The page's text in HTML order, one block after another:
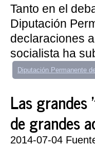
Tanto en el
Diputación
declaraciones
socialista ha
Diputación Permanente
Las grandes
de grandes
2014-07-04